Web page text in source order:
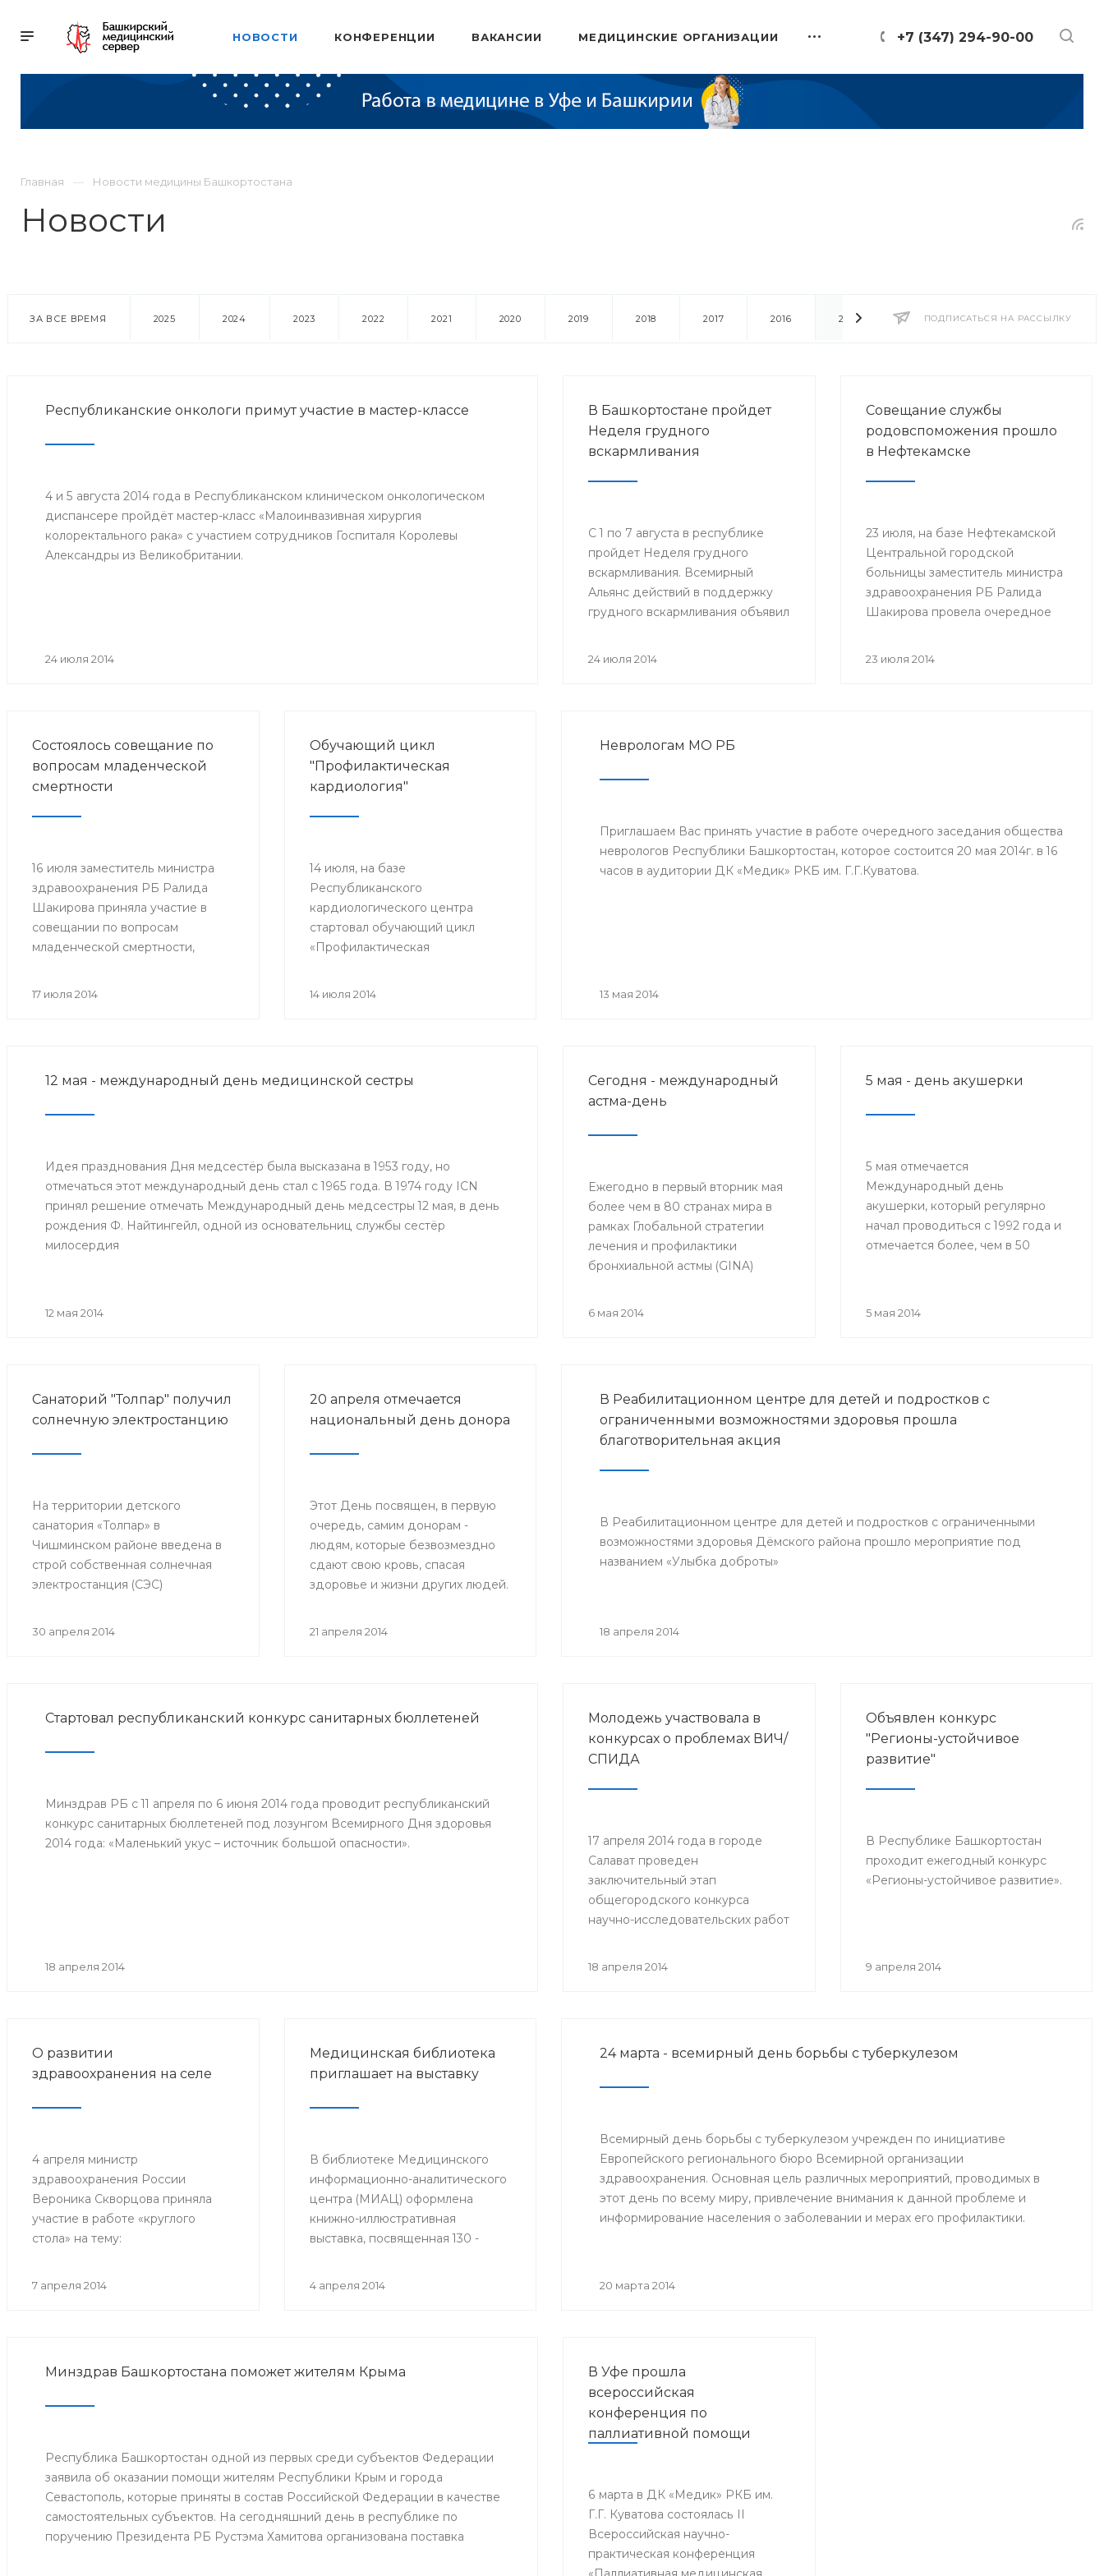
+7 (347) 294-90-00
НОВОСТИ КОНФЕРЕНЦИИ ВАКАНСИИ МЕДИЦИНСКИЕ ОРГАНИЗАЦИИ
Главная Новости медицины Башкортостана
Новости
ПОДПИСАТЬСЯ НА РАССЫЛКУ
ЗА ВСЕ ВРЕМЯ 2025 2024 2023 2022 2021 2020 2019 2018 2017 2016 2014 2013 2012 2011
Республиканские онкологи примут участие в мастер-классе
4 и 5 августа 2014 года в Республиканском клиническом онкологическом
диспансере пройдёт мастер-класс «Малоинвазивная хирургия
колоректального рака» с участием сотрудников Госпиталя Королевы
Александры из Великобритании.
24 июля 2014
В Башкортостане пройдет
Неделя грудного
вскармливания
С 1 по 7 августа в республике
пройдет Неделя грудного
вскармливания. Всемирный
Альянс действий в поддержку
грудного вскармливания объявил
24 июля 2014
Совещание службы
родовспоможения прошло
в Нефтекамске
23 июля, на базе Нефтекамской
Центральной городской
больницы заместитель министра
здравоохранения РБ Ралида
Шакирова провела очередное
23 июля 2014
Состоялось совещание по
вопросам младенческой
смертности
16 июля заместитель министра
здравоохранения РБ Ралида
Шакирова приняла участие в
совещании по вопросам
младенческой смертности,
17 июля 2014
Обучающий цикл
"Профилактическая
кардиология"
14 июля, на базе
Республиканского
кардиологического центра
стартовал обучающий цикл
«Профилактическая
клиники Лондона.
14 июля 2014
Неврологам МО РБ
Приглашаем Вас принять участие в работе очередного заседания общества
неврологов Республики Башкортостан, которое состоится 20 мая 2014г. в 16
часов в аудитории ДК «Медик» РКБ им. Г.Г.Куватова.
13 мая 2014
12 мая - международный день медицинской сестры
Идея празднования Дня медсестёр была высказана в 1953 году, но
отмечаться этот международный день стал с 1965 года. В 1974 году ICN
принял решение отмечать Международный день медсестры 12 мая, в день
рождения Ф. Найтингейл, одной из основательниц службы сестёр
милосердия
12 мая 2014
Сегодня - международный
астма-день
Ежегодно в первый вторник мая
более чем в 80 странах мира в
рамках Глобальной стратегии
лечения и профилактики
бронхиальной астмы (GINA)
6 мая 2014
5 мая - день акушерки
5 мая отмечается
Международный день
акушерки, который регулярно
начал проводиться с 1992 года и
отмечается более, чем в 50
5 мая 2014
Санаторий "Толпар" получил
солнечную электростанцию
На территории детского
санатория «Толпар» в
Чишминском районе введена в
строй собственная солнечная
электростанция (СЭС)
30 апреля 2014
20 апреля отмечается
национальный день донора
Этот День посвящен, в первую
очередь, самим донорам -
людям, которые безвозмездно
сдают свою кровь, спасая
здоровье и жизни других людей.
21 апреля 2014
В Реабилитационном центре для детей и подростков с
ограниченными возможностями здоровья прошла
благотворительная акция
В Реабилитационном центре для детей и подростков с ограниченными
возможностями здоровья Дёмского района прошло мероприятие под
названием «Улыбка доброты»
18 апреля 2014
Стартовал республиканский конкурс санитарных бюллетеней
Минздрав РБ с 11 апреля по 6 июня 2014 года проводит республиканский
конкурс санитарных бюллетеней под лозунгом Всемирного Дня здоровья
2014 года: «Маленький укус – источник большой опасности».
18 апреля 2014
Молодежь участвовала в
конкурсах о проблемах ВИЧ/
СПИДА
17 апреля 2014 года в городе
Салават проведен
заключительный этап
общегородского конкурса
научно-исследовательских работ
18 апреля 2014
Объявлен конкурс
"Регионы-устойчивое
развитие"
В Республике Башкортостан
проходит ежегодный конкурс
«Регионы-устойчивое развитие».
9 апреля 2014
О развитии
здравоохранения на селе
4 апреля министр
здравоохранения России
Вероника Скворцова приняла
участие в работе «круглого
стола» на тему:
7 апреля 2014
Медицинская библиотека
приглашает на выставку
В библиотеке Медицинского
информационно-аналитического
центра (МИАЦ) оформлена
книжно-иллюстративная
выставка, посвященная 130 -
4 апреля 2014
24 марта - всемирный день борьбы с туберкулезом
Всемирный день борьбы с туберкулезом учрежден по инициативе
Европейского регионального бюро Всемирной организации
здравоохранения. Основная цель различных мероприятий, проводимых в
этот день по всему миру, привлечение внимания к данной проблеме и
информирование населения о заболевании и мерах его профилактики.
20 марта 2014
Минздрав Башкортостана поможет жителям Крыма
Республика Башкортостан одной из первых среди субъектов Федерации
заявила об оказании помощи жителям Республики Крым и города
Севастополь, которые приняты в состав Российской Федерации в качестве
самостоятельных субъектов. На сегодняшний день в республике по
поручению Президента РБ Рустэма Хамитова организована поставка
В Уфе прошла
всероссийская
конференция по
паллиативной помощи
6 марта в ДК «Медик» РКБ им.
Г.Г. Куватова состоялась II
Всероссийская научно-
практическая конференция